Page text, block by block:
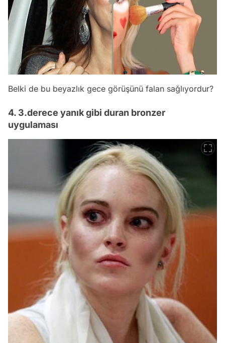
Belki de bu beyazlık gece görüşünü falan sağlıyordur?
4. 3.derece yanık gibi duran bronzer
uygulaması